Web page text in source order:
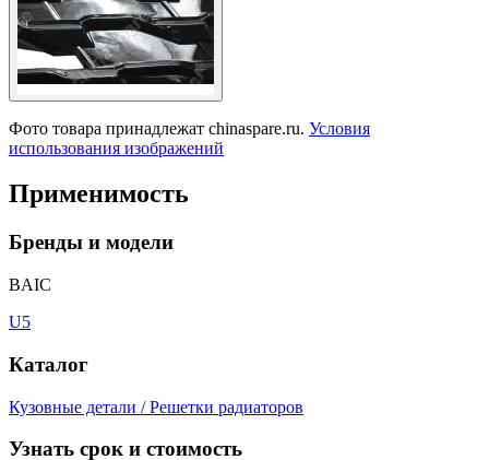
Фото товара принадлежат chinaspare.ru. Условия
использования изображений
Применимость
Бренды и модели
BAIC
U5
Каталог
Кузовные детали / Решетки радиаторов
Узнать срок и стоимость